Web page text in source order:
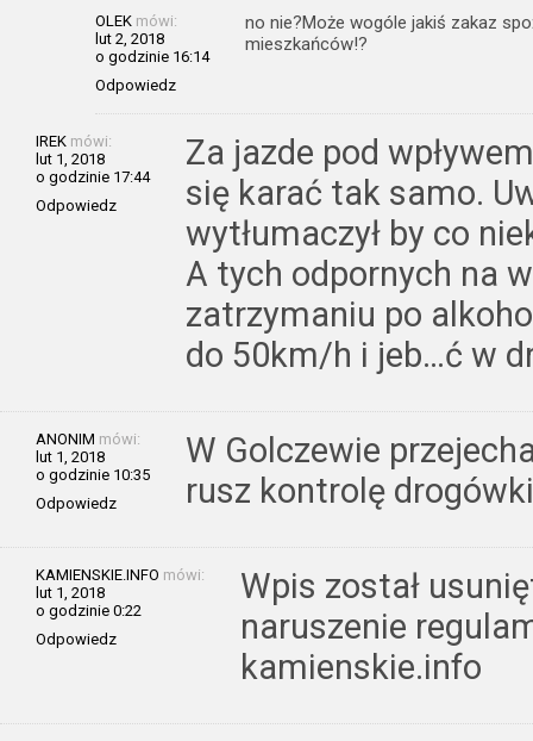
OLEK mówi:
lut 2, 2018
o godzinie 16:14
Odpowiedz
no nie?Może wogóle jakiś zakaz
mieszkańców!?
IREK mówi:
lut 1, 2018
o godzinie 17:44
Odpowiedz
Za jazde pod
się karać tak samo.
wytłumaczył by co
A tych odpornych na
zatrzymaniu po
do 50km/h i jeb…ć w
ANONIM mówi:
lut 1, 2018
o godzinie 10:35
Odpowiedz
W Golczewie
rusz kontrolę
KAMIENSKIE.INFO mówi:
lut 1, 2018
o godzinie 0:22
Odpowiedz
Wpis został
naruszenie
kamienskie.info